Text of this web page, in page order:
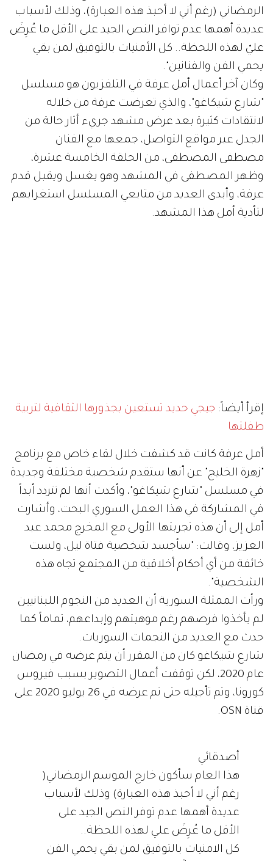
الرمضاني (رغم أني لا أحبذ هذه العبارة)، وذلك لأسباب
عديدة أهمها عدم توافر النص الجيد على الأقل ما عُرِضَ
عليّ لهذه اللحظة.. كل الأمنيات بالتوفيق لمن بقي
يحمي الفن والفنانين".
وكان آخر أعمال أمل عرفة في التلفزيون هو مسلسل
"شارع شيكاغو"، والذي تعرضت عرفة من خلاله
لانتقادات كثيرة بعد عرض مشهد جريء أثار حالة من
الجدل عبر مواقع التواصل، جمعها مع الفنان
مصطفى المصطفى، من الحلقة الخامسة عشرة،
وظهر المصطفى في المشهد وهو يغسل ويقبل قدم
عرفة، وأبدى العديد من متابعي المسلسل استغرابهم
لتأدية أمل هذا المشهد.
إقرأ أيضاً: جيجي حديد تستعين بجذورها الثقافية لتربية
طفلتها
أمل عرفة كانت قد كشفت خلال لقاء خاص مع برنامج
"زهرة الخليج" عن أنها ستقدم شخصية مختلفة وجديدة
في مسلسل "شارع شيكاغو"، وأكدت أنها لم تتردد أبداً
في المشاركة في هذا العمل السوري البحت، وأشارت
أمل إلى أن هذه تجربتها الأولى مع المخرج محمد عبد
العزيز، وقالت: "سأجسد شخصية فتاة ليل، ولست
خائفة من أي أحكام أخلاقية من المجتمع تجاه هذه
الشخصية".
ورأت الممثلة السورية أن العديد من النجوم اللبنانيين
لم يأخذوا فرصهم رغم موهبتهم وإبداعهم، تماماً كما
حدث مع العديد من النجمات السوريات.
شارع شيكاغو كان من المقرر أن يتم عرضه في رمضان
عام 2020، لكن توقفت أعمال التصوير بسبب فيروس
كورونا، وتم تأجيله حتى تم عرضه في 26 يوليو 2020 على
قناة OSN.
أصدقائي
هذا العام سأكون خارج الموسم الرمضاني(
رغم أني لا أحبذ هذه العبارة) وذلك لأسباب
عديدة أهمها عدم توفر النص الجيد على
الأقل ما عُرِضَ علي لهذه اللحظة..
كل الامنيات بالتوفيق لمن بقي يحمي الفن